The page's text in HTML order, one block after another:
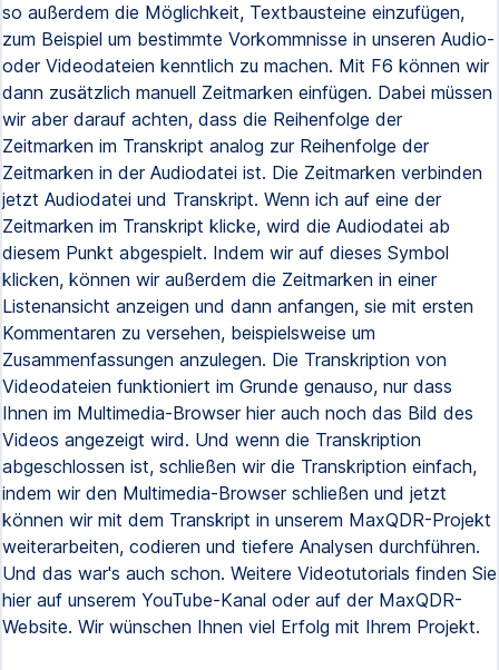
so außerdem die Möglichkeit, Textbausteine einzufügen,
zum Beispiel um bestimmte Vorkommnisse in unseren Audio-
oder Videodateien kenntlich zu machen. Mit F6 können wir
dann zusätzlich manuell Zeitmarken einfügen. Dabei müssen
wir aber darauf achten, dass die Reihenfolge der
Zeitmarken im Transkript analog zur Reihenfolge der
Zeitmarken in der Audiodatei ist. Die Zeitmarken verbinden
jetzt Audiodatei und Transkript. Wenn ich auf eine der
Zeitmarken im Transkript klicke, wird die Audiodatei ab
diesem Punkt abgespielt. Indem wir auf dieses Symbol
klicken, können wir außerdem die Zeitmarken in einer
Listenansicht anzeigen und dann anfangen, sie mit ersten
Kommentaren zu versehen, beispielsweise um
Zusammenfassungen anzulegen. Die Transkription von
Videodateien funktioniert im Grunde genauso, nur dass
Ihnen im Multimedia-Browser hier auch noch das Bild des
Videos angezeigt wird. Und wenn die Transkription
abgeschlossen ist, schließen wir die Transkription einfach,
indem wir den Multimedia-Browser schließen und jetzt
können wir mit dem Transkript in unserem MaxQDR-Projekt
weiterarbeiten, codieren und tiefere Analysen durchführen.
Und das war's auch schon. Weitere Videotutorials finden Sie
hier auf unserem YouTube-Kanal oder auf der MaxQDR-
Website. Wir wünschen Ihnen viel Erfolg mit Ihrem Projekt.